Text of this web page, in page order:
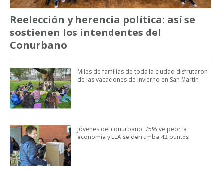
Reelección y herencia política: así se
sostienen los intendentes del
Conurbano
Miles de familias de toda la ciudad disfrutaron
de las vacaciones de invierno en San Martín
Jóvenes del conurbano: 75% ve peor la
economía y LLA se derrumba 42 puntos